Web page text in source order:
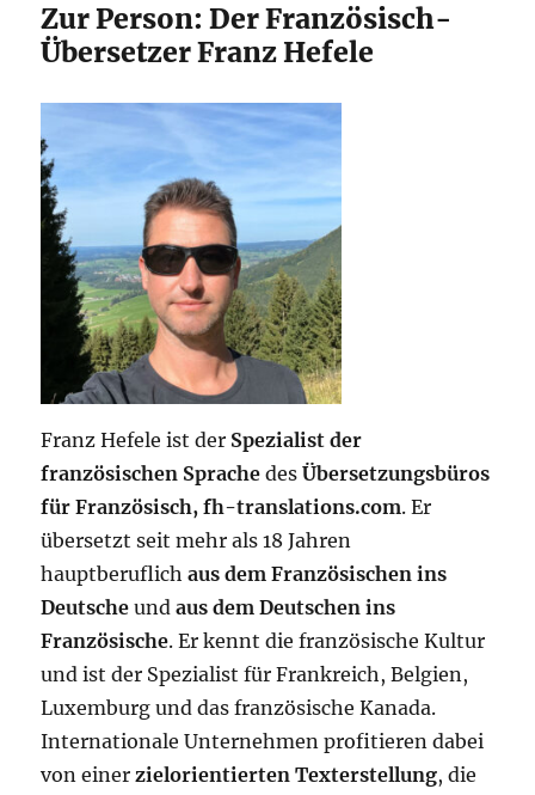
Zur Person: Der Französisch-
Übersetzer Franz Hefele
Franz Hefele ist der Spezialist der
französischen Sprache desÜbersetzungsbüros
für Französisch, fh-translations.com. Er
übersetzt seit mehr als 18 Jahren
hauptberuflichaus dem Französischen ins
Deutsche undaus dem Deutschen ins
Französische. Er kennt die französische Kultur
und ist der Spezialist für Frankreich, Belgien,
Luxemburg und das französische Kanada.
Internationale Unternehmen profitieren dabei
von einerzielorientierten Texterstellung, die